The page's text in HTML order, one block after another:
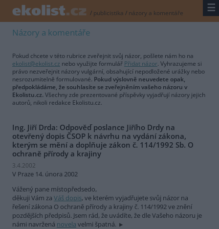
/ publicistika / názory a komentáře ☰
Názory a komentáře
Pokud chcete v této rubrice zveřejnit svůj názor, pošlete nám ho na
ekolist@ekolist.cz nebo využijte formulář Přidat názor. Vyhrazujeme si
právo nezveřejnit názory vulgární, obsahující nepodložené urážky nebo
nesrozumitelně formulované. Pokud výslovně neuvedete opak,
předpokládáme, že souhlasíte se zveřejněním vašeho názoru v
Ekolistu.cz. Všechny zde prezentované příspěvky vyjadřují názory jejich
autorů, nikoli redakce Ekolistu.cz.
Ing. Jiří Drda: Odpověď poslance Jiřího Drdy na
otevřený dopis ČSOP k návrhu na vydání zákona,
kterým se mění a doplňuje zákon č. 114/1992 Sb. O
ochraně přírody a krajiny
3.4.2002
V Praze 14. února 2002
Vážený pane místopředsedo,
děkuji Vám za Váš dopis, ve kterém vyjadřujete svůj názor na
řešení zákona O ochraně přírody a krajiny č. 114/1992 ve znění
pozdějších předpisů. Jsem rád, že uvádíte, že dle Vašeho názoru je
námi navržená novela velmi špatná.